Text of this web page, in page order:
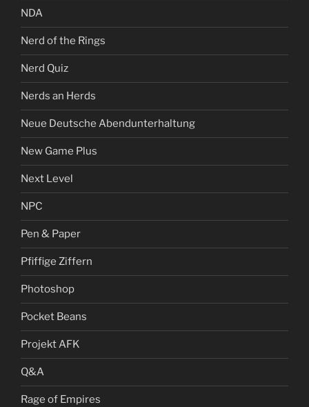
NDA
Nerd of the Rings
Nerd Quiz
Nerds an Herds
Neue Deutsche Abendunterhaltung
New Game Plus
Next Level
NPC
Pen & Paper
Pfiffige Ziffern
Photoshop
Pocket Beans
Projekt AFK
Q&A
Rage of Empires